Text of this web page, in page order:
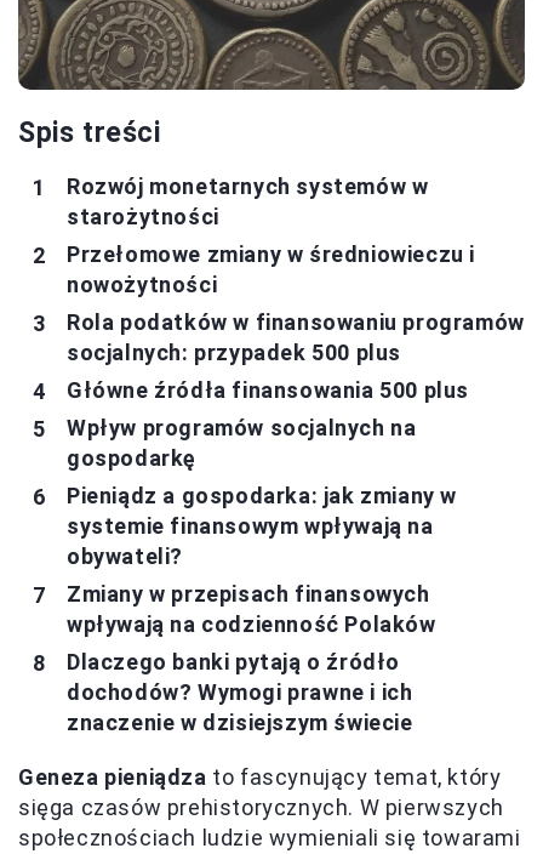
Spis treści
Rozwój monetarnych systemów w
starożytności
Przełomowe zmiany w średniowieczu i
nowożytności
Rola podatków w finansowaniu programów
socjalnych: przypadek 500 plus
Główne źródła finansowania 500 plus
Wpływ programów socjalnych na
gospodarkę
Pieniądz a gospodarka: jak zmiany w
systemie finansowym wpływają na
obywateli?
Zmiany w przepisach finansowych
wpływają na codzienność Polaków
Dlaczego banki pytają o źródło
dochodów? Wymogi prawne i ich
znaczenie w dzisiejszym świecie
Geneza pieniądza to fascynujący temat, który
sięga czasów prehistorycznych. W pierwszych
społecznościach ludzie wymieniali się towarami